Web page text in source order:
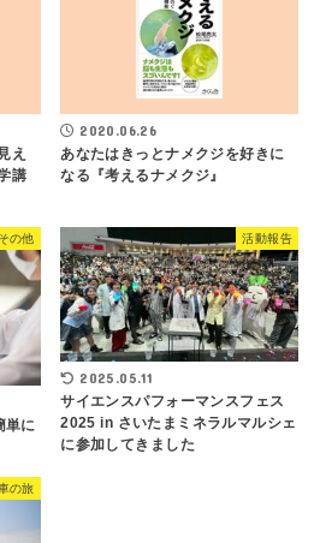
え
講
2020.06.26
あなたはきっとナメクジを好きに
なる『考えるナメクジ』
その他
単に
活動報告
2025.05.11
サイエンスパフォーマンスフェス
2025 in さいたまミネラルマルシェ
に参加してきました
の旅